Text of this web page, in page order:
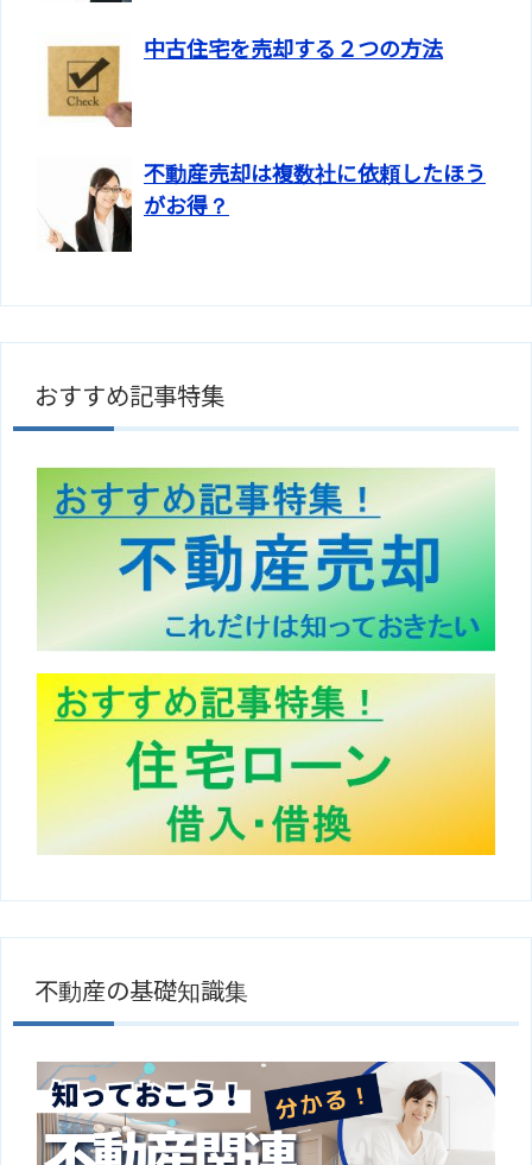
中古住宅を売却する２つの方法
不動産売却は複数社に依頼したほう
がお得？
おすすめ記事特集
不動産の基礎知識集